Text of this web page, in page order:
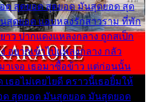
ด สุดยอด สุดยอด มันสุดยอด สุด
สุดยอด แอบหลงรักสาวราม ที่พัก
าว ปากแดงแหลงกลาง ถูกสเป็ก
อยากเข้าไปแหลงกลาง กลัว
าเจอ เธอมาซื้อข้าว แต่ก่อนนั้น
เธอไม่เคยไยดี คราวนี้เธอยิ้มให้
ด สุดยอด มันสุดยอด มันสุดยอด